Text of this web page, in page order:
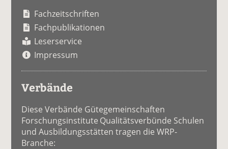
Fachzeitschriften
Fachpublikationen
Leserservice
Impressum
Verbände
Diese Verbände Gütegemeinschaften
Forschungsinstitute Qualitätsverbünde Schulen
und Ausbildungsstätten tragen die WRP-
Branche: